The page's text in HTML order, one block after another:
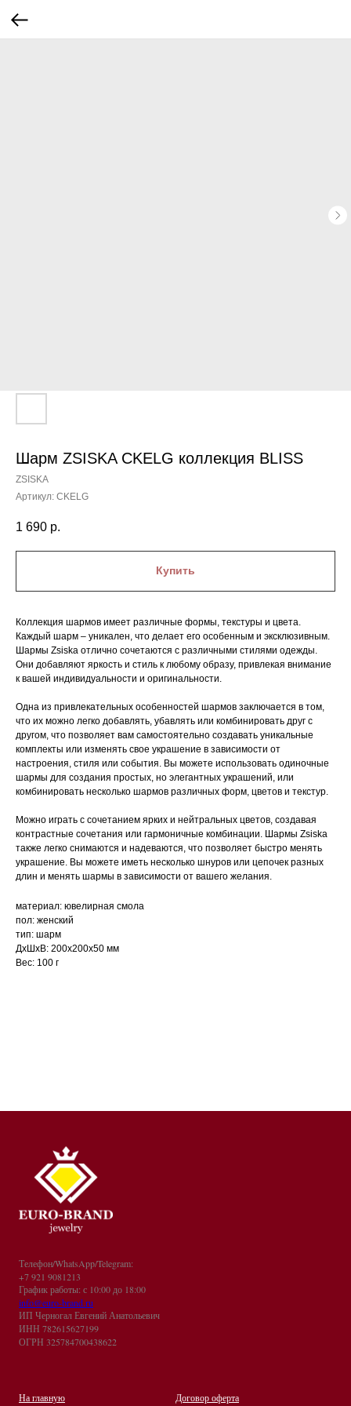
Шарм ZSISKA CKELG коллекция BLISS
ZSISKA
Артикул: CKELG
1 690 р.
Купить
Коллекция шармов имеет различные формы, текстуры и цвета.
Каждый шарм – уникален, что делает его особенным и эксклюзивным.
Шармы Zsiska отлично сочетаются с различными стилями одежды.
Они добавляют яркость и стиль к любому образу, привлекая внимание
к вашей индивидуальности и оригинальности.
Одна из привлекательных особенностей шармов заключается в том,
что их можно легко добавлять, убавлять или комбинировать друг с
другом, что позволяет вам самостоятельно создавать уникальные
комплекты или изменять свое украшение в зависимости от
настроения, стиля или события. Вы можете использовать одиночные
шармы для создания простых, но элегантных украшений, или
комбинировать несколько шармов различных форм, цветов и текстур.
Можно играть с сочетанием ярких и нейтральных цветов, создавая
контрастные сочетания или гармоничные комбинации. Шармы Zsiska
также легко снимаются и надеваются, что позволяет быстро менять
украшение. Вы можете иметь несколько шнуров или цепочек разных
длин и менять шармы в зависимости от вашего желания.
материал: ювелирная смола
пол: женский
тип: шарм
ДxШxВ: 200x200x50 мм
Вес: 100 г
Телефон/WhatsApp/Telegram:
+7 921 9081213
График работы: с 10:00 до 18:00
info@euro-brand.ru
ИП Черногал Евгений Анатольевич
ИНН 782615627199
ОГРН 325784700438622
На главную Договор оферта